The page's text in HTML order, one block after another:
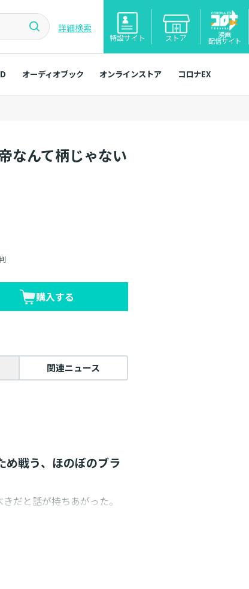
詳細検索
特設サイト ストア 漫画
配信サイト
オーディオブック オンラインストア コロナEX
なんて柄じゃない
購入する
関連ニュース
め戦う、ほのぼのブラ
だと話が持ちあがった。